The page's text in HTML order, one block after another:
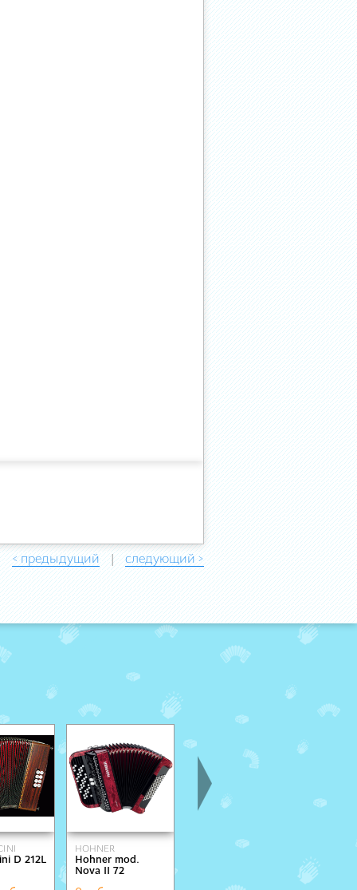
< предыдущий | следующий >
D 212L
HOHNER
Hohner mod.
Nova II 72
MENGASCINI
Preludio